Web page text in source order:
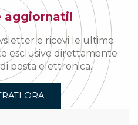
aggiornati!
e ricevi le ultime
esclusive direttamente
posta elettronica.
ORA